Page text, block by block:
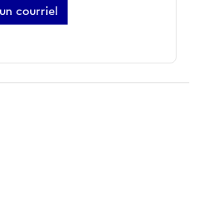
courriel